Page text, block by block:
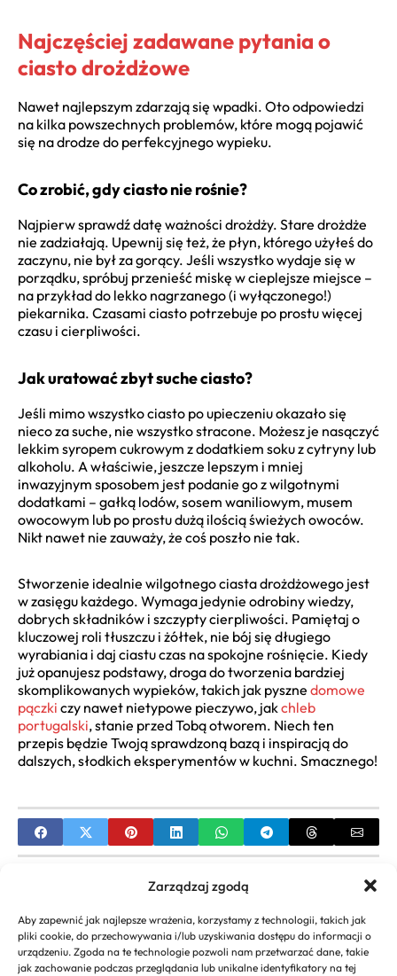
Zarządzaj zgodą
Aby zapewnić jak najlepsze wrażenia, korzystamy z technologii, takich jak
pliki cookie, do przechowywania i/lub uzyskiwania dostępu do informacji o
urządzeniu. Zgoda na te technologie pozwoli nam przetwarzać dane, takie
jak zachowanie podczas przeglądania lub unikalne identyfikatory na tej
Najczęściej zadawane pytania o
ciasto drożdżowe
Nawet najlepszym zdarzają się wpadki. Oto odpowiedzi
na kilka powszechnych problemów, które mogą pojawić
się na drodze do perfekcyjnego wypieku.
Co zrobić, gdy ciasto nie rośnie?
Najpierw sprawdź datę ważności drożdży. Stare drożdże
nie zadziałają. Upewnij się też, że płyn, którego użyłeś do
zaczynu, nie był za gorący. Jeśli wszystko wydaje się w
porządku, spróbuj przenieść miskę w cieplejsze miejsce –
na przykład do lekko nagrzanego (i wyłączonego!)
piekarnika. Czasami ciasto potrzebuje po prostu więcej
czasu i cierpliwości.
Jak uratować zbyt suche ciasto?
Jeśli mimo wszystko ciasto po upieczeniu okazało się
nieco za suche, nie wszystko stracone. Możesz je nasączyć
lekkim syropem cukrowym z dodatkiem soku z cytryny lub
alkoholu. A właściwie, jeszcze lepszym i mniej
inwazyjnym sposobem jest podanie go z wilgotnymi
dodatkami – gałką lodów, sosem waniliowym, musem
owocowym lub po prostu dużą ilością świeżych owoców.
Nikt nawet nie zauważy, że coś poszło nie tak.
Stworzenie idealnie wilgotnego ciasta drożdżowego jest
w zasięgu każdego. Wymaga jedynie odrobiny wiedzy,
dobrych składników i szczypty cierpliwości. Pamiętaj o
kluczowej roli tłuszczu i żółtek, nie bój się długiego
wyrabiania i daj ciastu czas na spokojne rośnięcie. Kiedy
już opanujesz podstawy, droga do tworzenia bardziej
skomplikowanych wypieków, takich jak pyszne domowe
pączki czy nawet nietypowe pieczywo, jakchleb
portugalski, stanie przed Tobą otworem. Niech ten
przepis będzie Twoją sprawdzoną bazą i inspiracją do
dalszych, słodkich eksperymentów w kuchni. Smacznego!
Jak zrobić domową pasztetową? Sprawdzony
przepis krok po kroku
NEXT